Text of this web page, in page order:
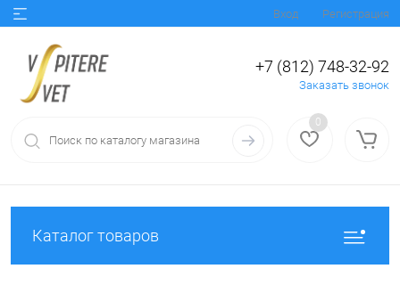
Вход Регистрация
+7 (812) 748-32-92
Заказать звонок
0
Каталог товаров